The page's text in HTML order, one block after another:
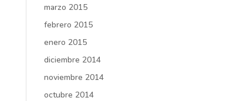
marzo 2015
febrero 2015
enero 2015
diciembre 2014
noviembre 2014
octubre 2014